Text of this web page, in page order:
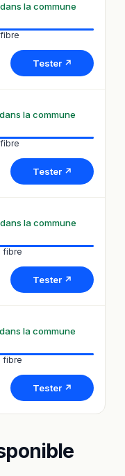
la commune
Tester ↗
la commune
Tester ↗
la commune
fibre
Tester ↗
la commune
fibre
Tester ↗